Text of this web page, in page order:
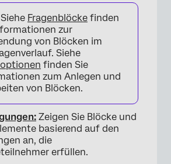
Siehe Fragenblöcke finden
zur
von Blöcken im
Siehe
finden Sie
zum Anlegen und
von Blöcken.
Zeigen Sie Blöcke und
basierend auf den
an, die
erfüllen.